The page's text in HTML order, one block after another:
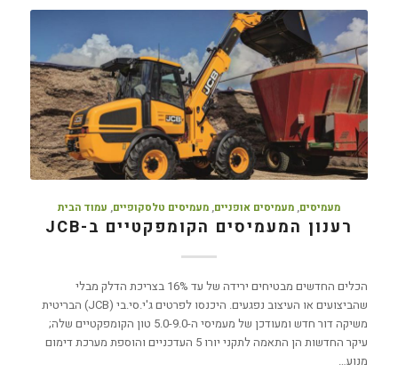
מעמיסים, מעמיסים אופניים, מעמיסים טלסקופיים, עמוד הבית
רענון המעמיסים הקומפקטיים ב-JCB
הכלים החדשים מבטיחים ירידה של עד 16% בצריכת הדלק מבלי
שהביצועים או העיצוב נפגעים. היכנסו לפרטים ג'י.סי.בי (JCB) הבריטית
משיקה דור חדש ומעודכן של מעמיסי ה-5.0-9.0 טון הקומפקטיים שלה;
עיקר החדשות הן התאמה לתקני יורו 5 העדכניים והוספת מערכת דימום
מנוע…